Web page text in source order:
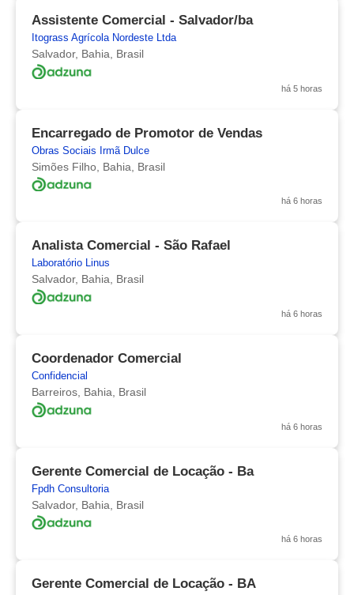
Assistente Comercial - Salvador/ba
Itograss Agrícola Nordeste Ltda
Salvador, Bahia, Brasil
há 5 horas
Encarregado de Promotor de Vendas
Obras Sociais Irmã Dulce
Simões Filho, Bahia, Brasil
há 6 horas
Analista Comercial - São Rafael
Laboratório Linus
Salvador, Bahia, Brasil
há 6 horas
Coordenador Comercial
Confidencial
Barreiros, Bahia, Brasil
há 6 horas
Gerente Comercial de Locação - Ba
Fpdh Consultoria
Salvador, Bahia, Brasil
há 6 horas
Gerente Comercial de Locação - BA